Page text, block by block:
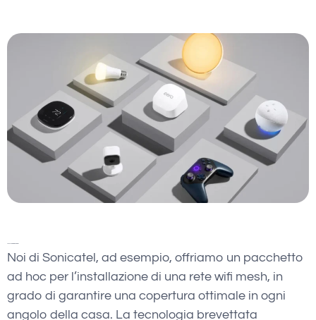
Noi di Sonicatel, ad esempio, offriamo un pacchetto
ad hoc per l’installazione di una rete wifi mesh, in
grado di garantire una copertura ottimale in ogni
angolo della casa. La tecnologia brevettata